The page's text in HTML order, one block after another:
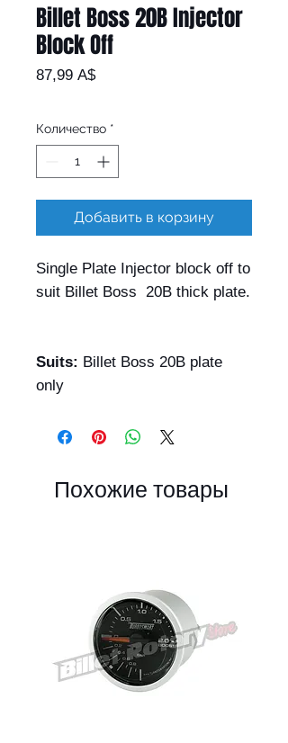
Billet Boss 20B Injector
Block Off
87,99 A$Цена
Количество *
Добавить в корзину
Single Plate Injector block off to
suit Billet Boss 20B thick plate.
Suits: Billet Boss 20B plate
only
Похожие товары